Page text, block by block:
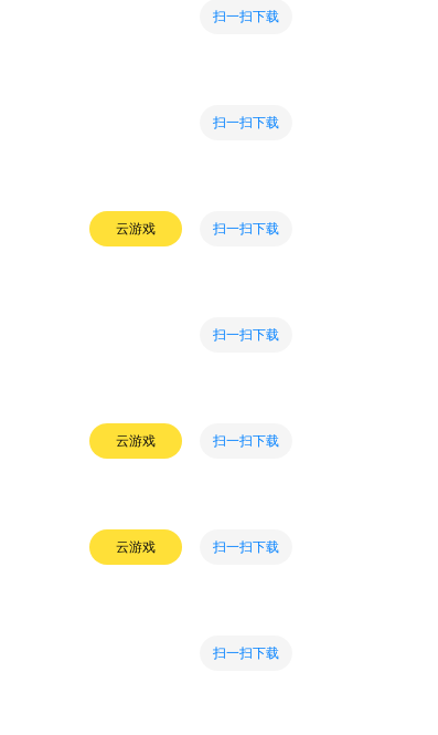
扫一扫下载
扫一扫下载
云游戏 扫一扫下载
扫一扫下载
云游戏 扫一扫下载
云游戏 扫一扫下载
扫一扫下载